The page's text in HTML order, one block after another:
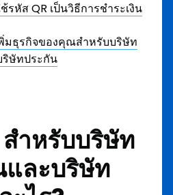
รหัส QR เป็นวิธีการชำระเงิน
พิ่มธุรกิจของคุณสำหรับบริษัท
ริษัทประกัน
สำหรับบริษัท
และบริษัท